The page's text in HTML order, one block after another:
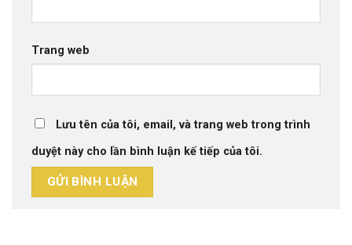
Trang web
Lưu tên của tôi, email, và trang web trong trình
duyệt này cho lần bình luận kế tiếp của tôi.